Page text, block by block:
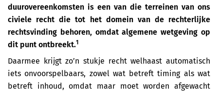
duurovereenkomsten is een van die terreinen van ons
civiele recht die tot het domein van de rechterlijke
rechtsvinding behoren, omdat algemene wetgeving op
dit punt ontbreekt.1
Daarmee krijgt zo’n stukje recht welhaast automatisch
iets onvoorspelbaars, zowel wat betreft timing als wat
betreft inhoud, omdat maar moet worden afgewacht